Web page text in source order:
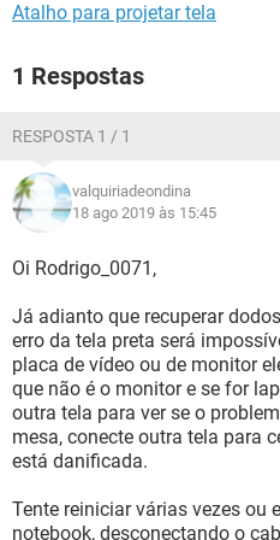
Atalho para projetar tela
1 Respostas
RESPOSTA 1 / 1
valquiriadeondina
18 ago 2019 às 15:45
Oi Rodrigo_0071,
Já adianto que recuperar
erro da tela preta será
placa de vídeo ou de monitor
que não é o monitor e se for
outra tela para ver se o
mesa, conecte outra tela para
está danificada.
Tente reiniciar várias vezes ou
notebook, desconectando o